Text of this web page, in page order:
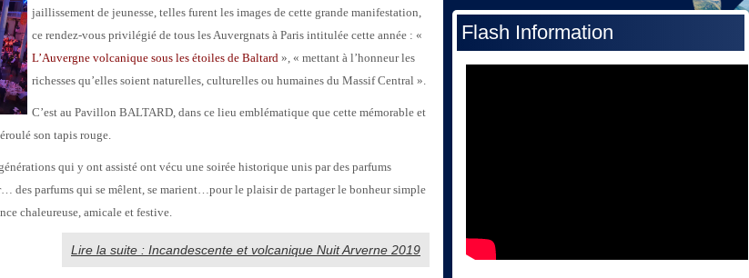
jaillissement de jeunesse, telles furent les images de cette grande manifestation,
ce rendez-vous privilégié de tous les Auvergnats à Paris intitulée cette année : «
L’Auvergne volcanique sous les étoiles de Baltard », « mettant à l’honneur les
richesses qu’elles soient naturelles, culturelles ou humaines du Massif Central ».
C’est au Pavillon BALTARD, dans ce lieu emblématique que cette mémorable et
son tapis rouge.
qui y ont assisté ont vécu une soirée historique unis par des parfums
des parfums qui se mêlent, se marient…pour le plaisir de partager le bonheur simple
chaleureuse, amicale et festive.
Lire la suite : Incandescente et volcanique Nuit Arverne 2019
Flash Information